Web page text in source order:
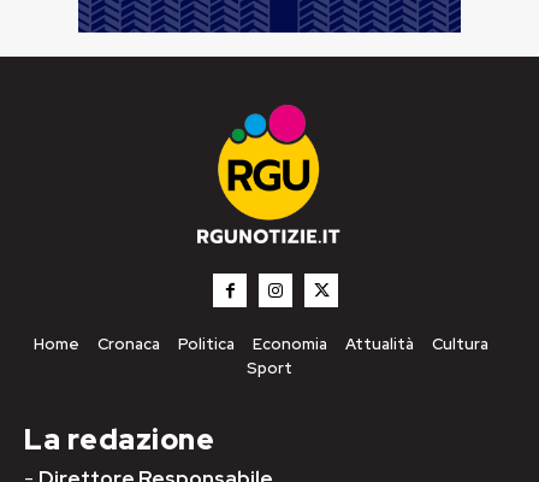
Home Cronaca Politica Economia Attualità
Cultura
Sport
La redazione